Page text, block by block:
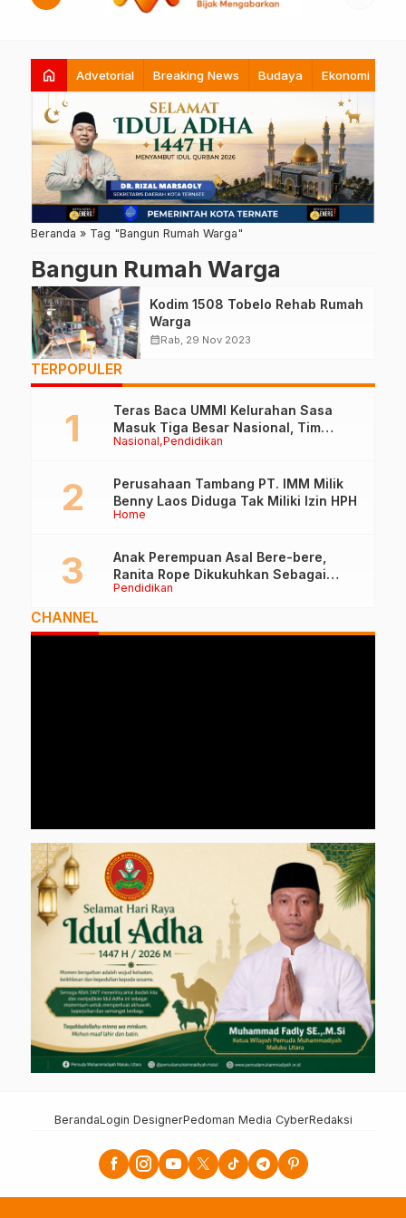
home Advetorial Breaking News Budaya Ekonomi
Beranda » Tag "Bangun Rumah Warga"
Bangun Rumah Warga
Kodim 1508 Tobelo Rehab Rumah
Warga
calendar_monthRab, 29 Nov 2023
TERPOPULER
Nasional Pendidikan
Teras Baca UMMI Kelurahan Sasa
Masuk Tiga Besar Nasional, Tim
Penilai Lakukan Visitasi di Ternate
Home
Perusahaan Tambang PT. IMM Milik
Benny Laos Diduga Tak Miliki Izin HPH
Pendidikan
Anak Perempuan Asal Bere-bere,
Ranita Rope Dikukuhkan Sebagai
Guru Besar dan Rektor Ummu
CHANNEL
BerandaLogin DesignerPedoman Media CyberRedaksi